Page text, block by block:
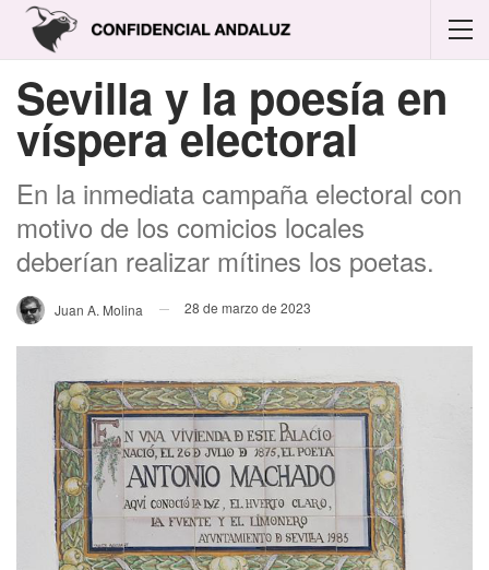
Sevilla y la poesía en
víspera electoral
En la inmediata campaña electoral con
motivo de los comicios locales
deberían realizar mítines los poetas.
Juan A. Molina 28 de marzo de 2023